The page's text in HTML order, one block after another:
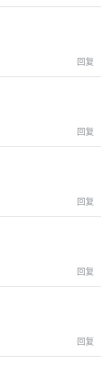
回复
回复
回复
回复
回复